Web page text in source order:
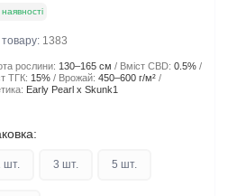
товару: 1383
рослини: 130–165 см Вміст CBD: 0.5%
ТГК: 15% Врожай: 450–600 г/м²
Early Pearl x Skunk1
шт. 3 шт. 5 шт.